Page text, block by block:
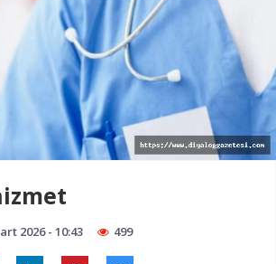
2026 - 10:43 499